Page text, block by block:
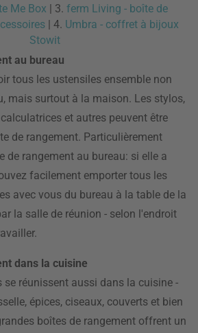
Me Box | 3. ferm Living - boîte de
| 4. Umbra - coffret à bijoux
Stowit
au bureau
tous les ustensiles ensemble non
mais surtout à la maison. Les stylos,
et autres peuvent être
de rangement. Particulièrement
de rangement au bureau: si elle a
facilement emporter tous les
avec vous du bureau à la table de la
la salle de réunion - selon l'endroit
dans la cuisine
se réunissent aussi dans la cuisine -
épices, ciseaux, couverts et bien
boîtes de rangement offrent un